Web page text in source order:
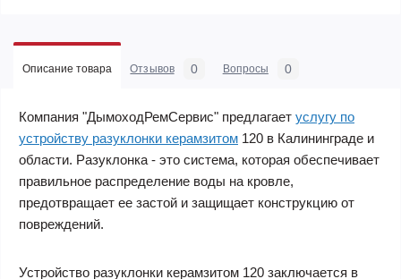
Описание товара Отзывов 0 Вопросы 0
Компания "ДымоходРемСервис" предлагает услугу по
устройству разуклонки керамзитом 120 в Калининграде и
области. Разуклонка - это система, которая обеспечивает
правильное распределение воды на кровле,
предотвращает ее застой и защищает конструкцию от
повреждений.
Устройство разуклонки керамзитом 120 заключается в